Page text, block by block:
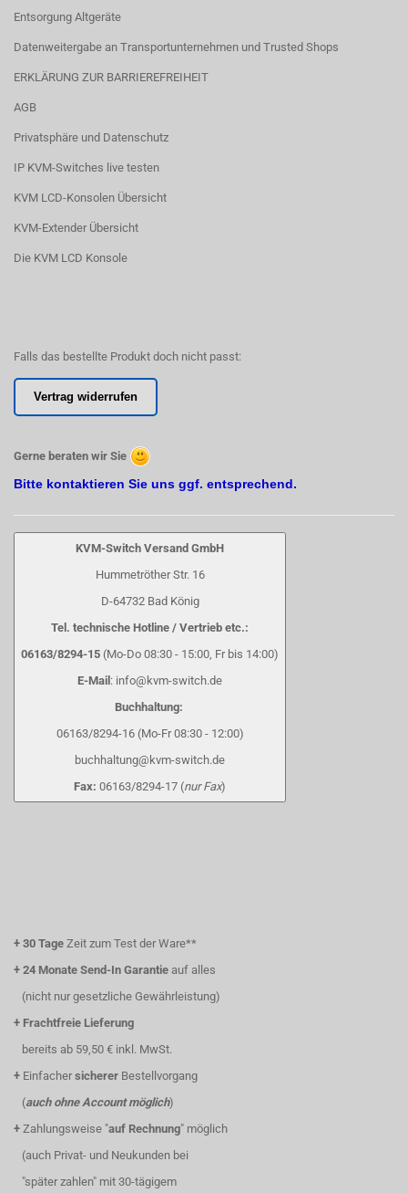
Entsorgung Altgeräte
Datenweitergabe an Transportunternehmen und Trusted Shops
ERKLÄRUNG ZUR BARRIEREFREIHEIT
AGB
Privatsphäre und Datenschutz
IP KVM-Switches live testen
KVM LCD-Konsolen Übersicht
KVM-Extender Übersicht
Die KVM LCD Konsole
Falls das bestellte Produkt doch nicht passt:
Vertrag widerrufen
Gerne beraten wir Sie
Bitte kontaktieren Sie uns ggf. entsprechend.
KVM-Switch Versand GmbH
Hummetröther Str. 16
D-64732 Bad König
Tel. technische Hotline / Vertrieb etc.:
06163/8294-15 (Mo-Do 08:30 - 15:00, Fr bis 14:00)
E-Mail : info@kvm-switch.de
Buchhaltung:
06163/8294-16 (Mo-Fr 08:30 - 12:00)
buchhaltung@kvm-switch.de
Fax: 06163/8294-17 (nur Fax)
+ 30 Tage Zeit zum Test der Ware**
+ 24 Monate Send-In Garantie auf alles
(nicht nur gesetzliche Gewährleistung)
+ Frachtfreie Lieferung
bereits ab 59,50 € inkl. MwSt.
+ Einfacher sicherer Bestellvorgang
(auch ohne Account möglich)
+ Zahlungsweise "auf Rechnung" möglich
(auch Privat- und Neukunden bei
"später zahlen" mit 30-tägigem